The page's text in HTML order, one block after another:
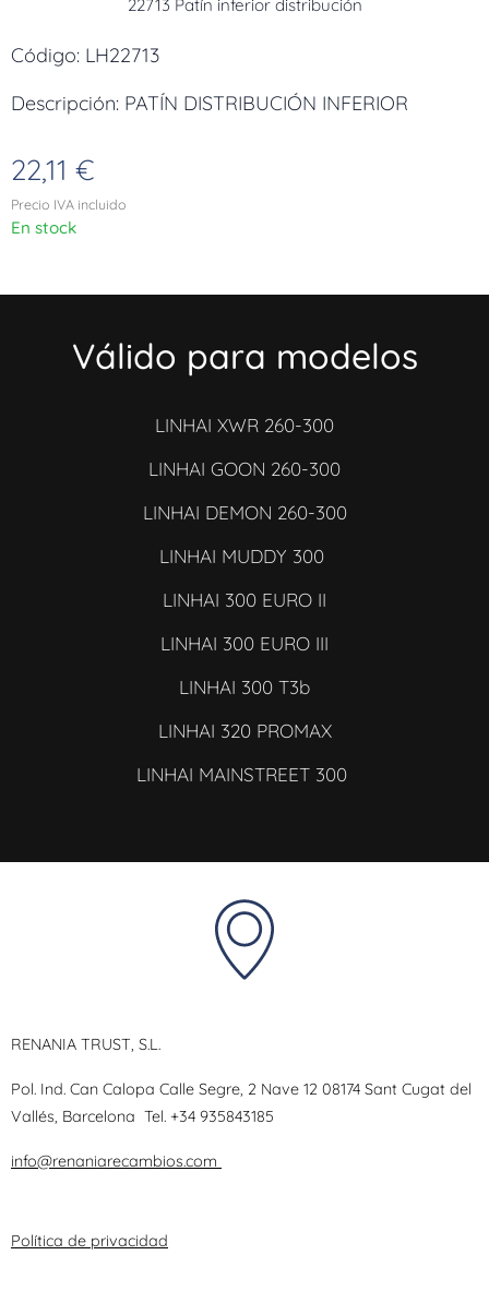
22713 Patín inferior distribución
Código: LH22713
Descripción: PATÍN DISTRIBUCIÓN INFERIOR
22,11 €
Precio IVA incluido
En stock
Válido para modelos
LINHAI XWR 260-300
LINHAI GOON 260-300
LINHAI DEMON 260-300
LINHAI MUDDY 300
LINHAI 300 EURO II
LINHAI 300 EURO III
LINHAI 300 T3b
LINHAI 320 PROMAX
LINHAI MAINSTREET 300
RENANIA TRUST, S.L.
Pol. Ind. Can Calopa Calle Segre, 2 Nave 12 08174 Sant Cugat del
Vallés, Barcelona Tel. +34 935843185
info@renaniarecambios.com
Política de privacidad